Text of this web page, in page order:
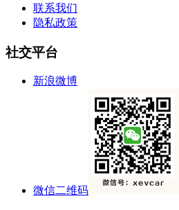
联系我们
隐私政策
社交平台
新浪微博
微信二维码